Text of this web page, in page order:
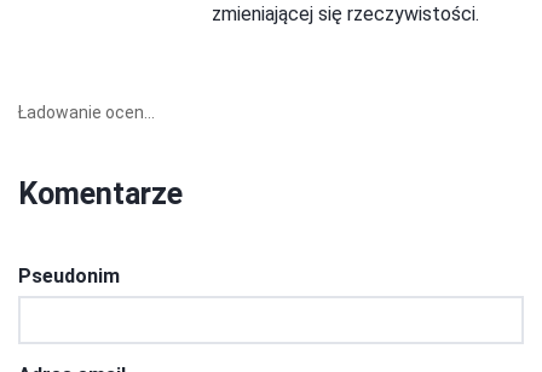
zmieniającej się rzeczywistości.
Ładowanie ocen...
Komentarze
Pseudonim